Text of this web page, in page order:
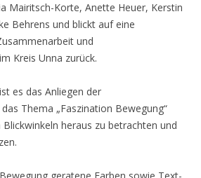
Mairitsch-Korte, Anette Heuer, Kerstin
Behrens und blickt auf eine
und
Kreis Unna zurück.
es das Anliegen der
Thema „Faszination Bewegung“
heraus zu betrachten und